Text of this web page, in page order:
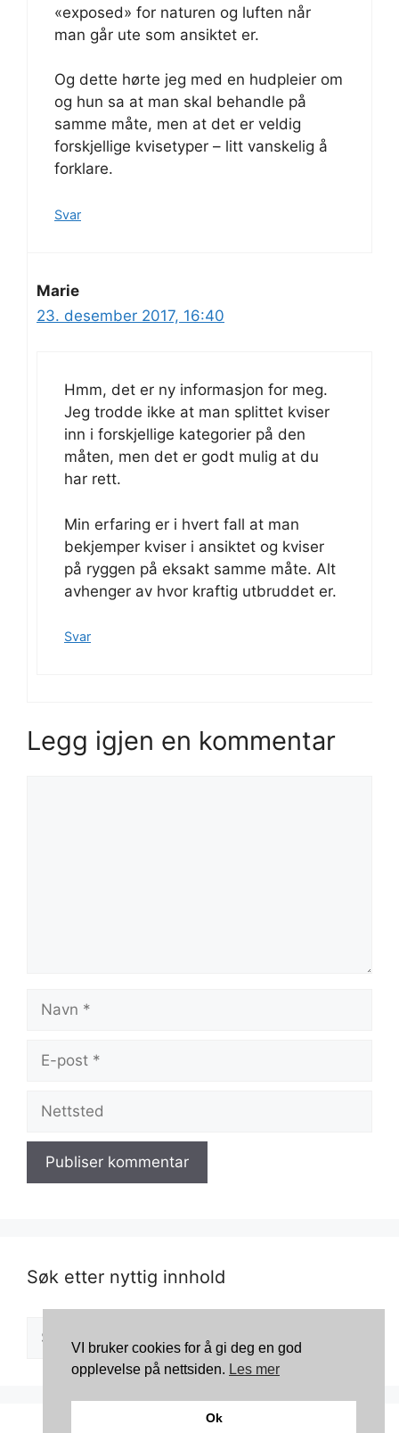
«exposed» for naturen og luften når
man går ute som ansiktet er.
Og dette hørte jeg med en hudpleier om
og hun sa at man skal behandle på
samme måte, men at det er veldig
forskjellige kvisetyper – litt vanskelig å
forklare.
Svar
Marie
23. desember 2017, 16:40
Hmm, det er ny informasjon for meg.
Jeg trodde ikke at man splittet kviser
inn i forskjellige kategorier på den
måten, men det er godt mulig at du
har rett.
Min erfaring er i hvert fall at man
bekjemper kviser i ansiktet og kviser
på ryggen på eksakt samme måte. Alt
avhenger av hvor kraftig utbruddet er.
Svar
Legg igjen en kommentar
post
Søk etter nyttig innhold
VI bruker cookies for å gi deg en god
opplevelse på nettsiden. Les mer
Ok